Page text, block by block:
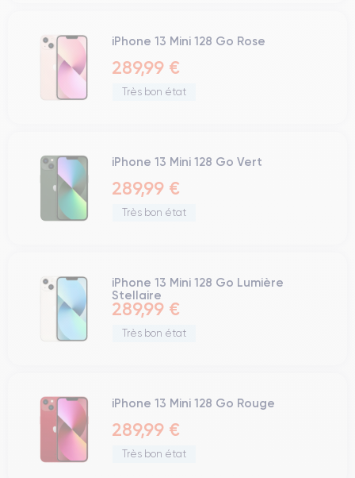
iPhone 13 Mini 128 Go Rose
289,99 €
Très bon état
iPhone 13 Mini 128 Go Vert
289,99 €
Très bon état
iPhone 13 Mini 128 Go Lumière
Stellaire
289,99 €
Très bon état
iPhone 13 Mini 128 Go Rouge
289,99 €
Très bon état